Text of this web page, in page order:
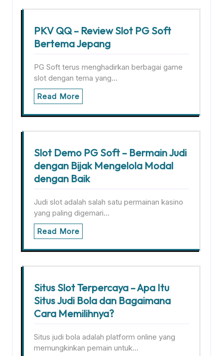
PKV QQ – Review Slot PG Soft
Bertema Jepang
PG Soft terus menghadirkan berbagai game
slot dengan tema yang…
Read More
Slot Demo PG Soft – Bermain Judi
dengan Bijak Mengelola Modal
dengan Baik
Judi slot adalah salah satu permainan kasino
yang paling digemari…
Read More
Situs Slot Terpercaya – Apa Itu
Situs Judi Bola dan Bagaimana
Cara Memilihnya?
Situs judi bola adalah platform online yang
memungkinkan pemain untuk…